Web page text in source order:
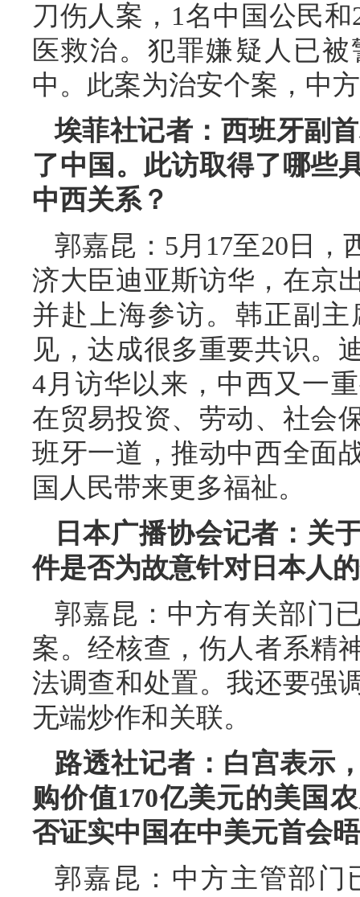
刀伤人案，1名中国公民
医救治。犯罪嫌疑人已
中。此案为治安个案，中
埃菲社记者：西班牙副
了中国。此访取得了哪些
中西关系？
郭嘉昆：5月17至20日
济大臣迪亚斯访华，在京
并赴上海参访。韩正副
见，达成很多重要共识。
4月访华以来，中西又一
在贸易投资、劳动、社会
班牙一道，推动中西全面
国人民带来更多福祉。
日本广播协会记者：关
件是否为故意针对日本人
郭嘉昆：中方有关部门
案。经核查，伤人者系精
法调查和处置。我还要强
无端炒作和关联。
路透社记者：白宫表示
购价值170亿美元的美国
否证实中国在中美元首会
郭嘉昆：中方主管部门